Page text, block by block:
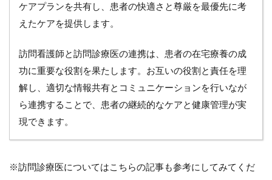
5.3
（３）
ニケー
ション
の調整
6
連
携
す
る
と
に
ケアプランを共有し、患者の快適さと尊厳を最優先に考
えたケアを提供します。
訪問看護師と訪問診療医の連携は、患者の在宅療養の成
功に重要な役割を果たします。お互いの役割と責任を理
解し、適切な情報共有とコミュニケーションを行いなが
ら連携することで、患者の継続的なケアと健康管理が実
現できます。
※訪問診療医についてはこちらの記事も参考にしてみてくだ